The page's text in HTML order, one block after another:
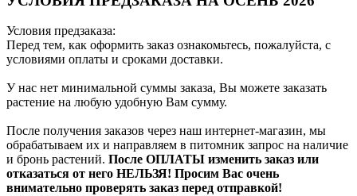
Условия предзаказа:
Перед тем, как оформить заказ ознакомьтесь, пожалуйста, с
условиями оплаты и сроками доставки.
У нас нет минимальной суммы заказа, Вы можете заказать
растение на любую удобную Вам сумму.
После получения заказов через наш интернет-магазин, мы
обрабатываем их и направляем в питомник запрос на наличие
и бронь растений. После ОПЛАТЫ изменить заказ или
отказаться от него НЕЛЬЗЯ! Просим Вас очень
внимательно проверять заказ перед отправкой!